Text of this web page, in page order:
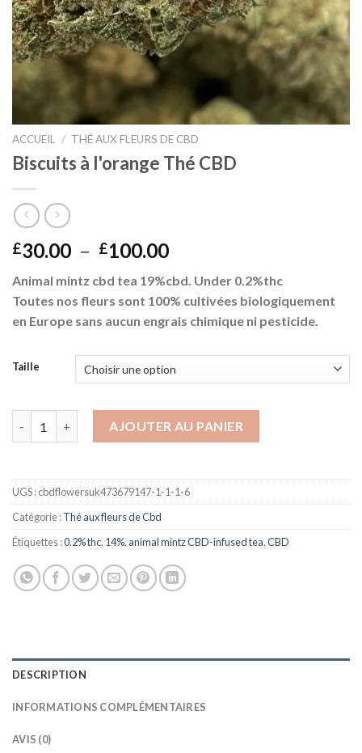
ACCUEIL / THÉ AUX FLEURS DE CBD
Biscuits à l'orange Thé CBD
£30.00 – £100.00Plage
prix :
£30.00
à
Animal mintz cbd tea 19%cbd. Under 0.2%thc
Toutes nos fleurs sont 100% cultivées biologiquement
en Europe sans aucun engrais chimique ni pesticide.
Taille
AJOUTER AU PANIER
UGS :cbdflowersuk473679147-1-1-1-6
Catégorie :Thé aux fleurs de Cbd
Étiquettes :0.2% thc, 14%, animal mintz CBD-infused tea,CBD
DESCRIPTION
INFORMATIONS COMPLÉMENTAIRES
AVIS (0)